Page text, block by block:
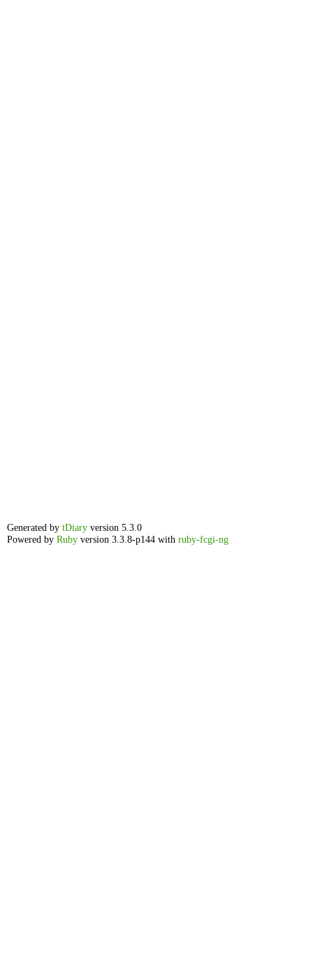
Generated by tDiary version 5.3.0
Powered by Ruby version 3.3.8-p144 with ruby-fcgi-ng